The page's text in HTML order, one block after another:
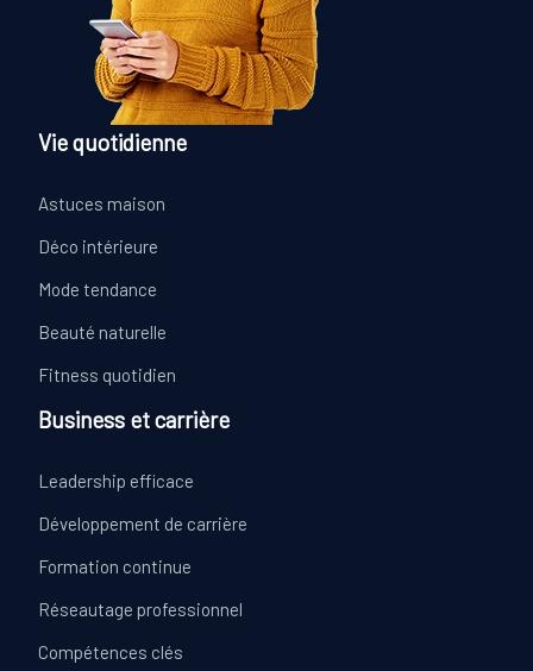
Vie quotidienne
Astuces maison
Déco intérieure
Mode tendance
Beauté naturelle
Fitness quotidien
Business et carrière
Leadership efficace
Développement de carrière
Formation continue
Réseautage professionnel
Compétences clés